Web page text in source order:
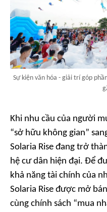
Sự kiện văn hóa - giải trí góp
Khi nhu cầu của người
“sở hữu không gian”
Solaria Rise đang trở
hệ cư dân hiện đại. Để
khả năng tài chính của
Solaria Rise được mở
cùng chính sách “mua